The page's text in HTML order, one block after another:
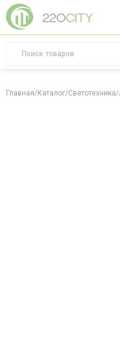
Главная/Каталог/Светотехника/